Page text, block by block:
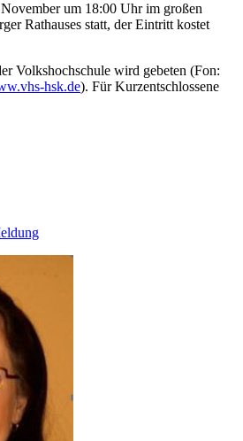
um 18:00 Uhr im großen
Rathauses statt, der Eintritt kostet
Volkshochschule wird gebeten (Fon:
hsk.de). Für Kurzentschlossene